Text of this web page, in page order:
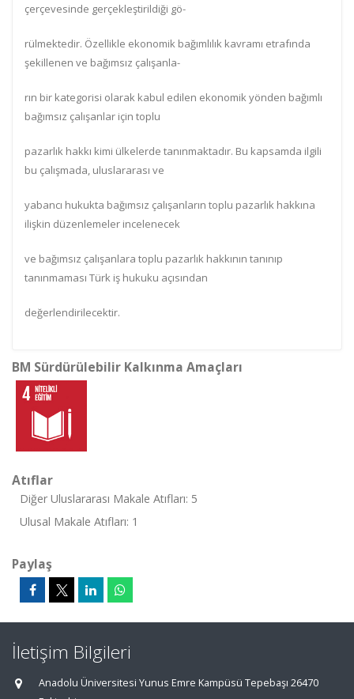
çerçevesinde gerçekleştirildiği gö-
rülmektedir. Özellikle ekonomik bağımlılık kavramı etrafında
şekillenen ve bağımsız çalışanla-
rın bir kategorisi olarak kabul edilen ekonomik yönden bağımlı
bağımsız çalışanlar için toplu
pazarlık hakkı kimi ülkelerde tanınmaktadır. Bu kapsamda ilgili
bu çalışmada, uluslararası ve
yabancı hukukta bağımsız çalışanların toplu pazarlık hakkına
ilişkin düzenlemeler incelenecek
ve bağımsız çalışanlara toplu pazarlık hakkının tanınıp
tanınmaması Türk iş hukuku açısından
değerlendirilecektir.
BM Sürdürülebilir Kalkınma Amaçları
Atıflar
Diğer Uluslararası Makale Atıfları: 5
Ulusal Makale Atıfları: 1
Paylaş
İletişim Bilgileri
Anadolu Üniversitesi Yunus Emre Kampüsü Tepebaşı 26470